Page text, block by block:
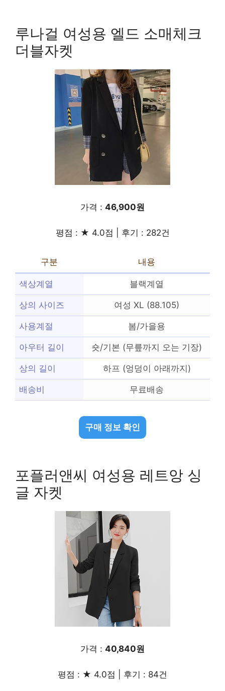
루나걸 여성용 엘드 소매체크
더블자켓
가격 : 46,900원
평점 : ★ 4.0점 | 후기 : 282건
구분 내용
색상계열 블랙계열
상의 사이즈 여성 XL (88.105)
사용계절 봄/가을용
아우터 길이 숏/기본 (무릎까지 오는 기장)
상의 길이 하프 (엉덩이 아래까지)
배송비 무료배송
구매 정보 확인
포플러앤씨 여성용 레트앙 싱
글 자켓
가격 : 40,840원
평점 : ★ 4.0점 | 후기 : 84건